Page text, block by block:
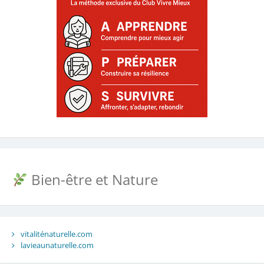
Bien-être et Nature
vitaliténaturelle.com
lavieaunaturelle.com